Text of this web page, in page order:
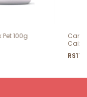
100g